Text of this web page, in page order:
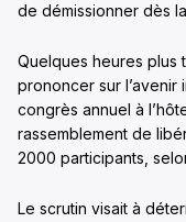
de démissionner dès
Quelques heures plus
prononcer sur
congrès annuel à
rassemblement de
2000 participants,
Le scrutin visait à